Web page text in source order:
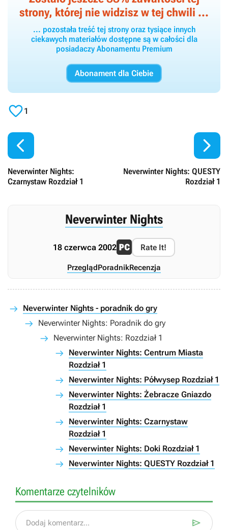
strony, której nie widzisz w tej chwili ...
... pozostała treść tej strony oraz tysiące innych
ciekawych materiałów dostępne są w całości dla
posiadaczy Abonamentu Premium
Abonament dla Ciebie
1

Neverwinter Nights:
Czarnystaw Rozdział 1
Neverwinter Nights: QUESTY
Rozdział 1

Neverwinter Nights
18 czerwca 2002 Rate It!
PrzeglądPoradnikRecenzja
Neverwinter Nights - poradnik do gry
Neverwinter Nights: Poradnik do gry
Neverwinter Nights: Rozdział 1
Neverwinter Nights: Centrum Miasta
Rozdział 1
Neverwinter Nights: Półwysep Rozdział 1
Neverwinter Nights: Żebracze Gniazdo
Rozdział 1
Neverwinter Nights: Czarnystaw
Rozdział 1
Neverwinter Nights: Doki Rozdział 1
Neverwinter Nights: QUESTY Rozdział 1
Komentarze czytelników
Dodaj komentarz... 